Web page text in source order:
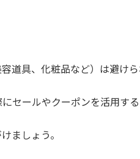
道具、化粧品など）は避け
セールやクーポンを活用す
ましょう。